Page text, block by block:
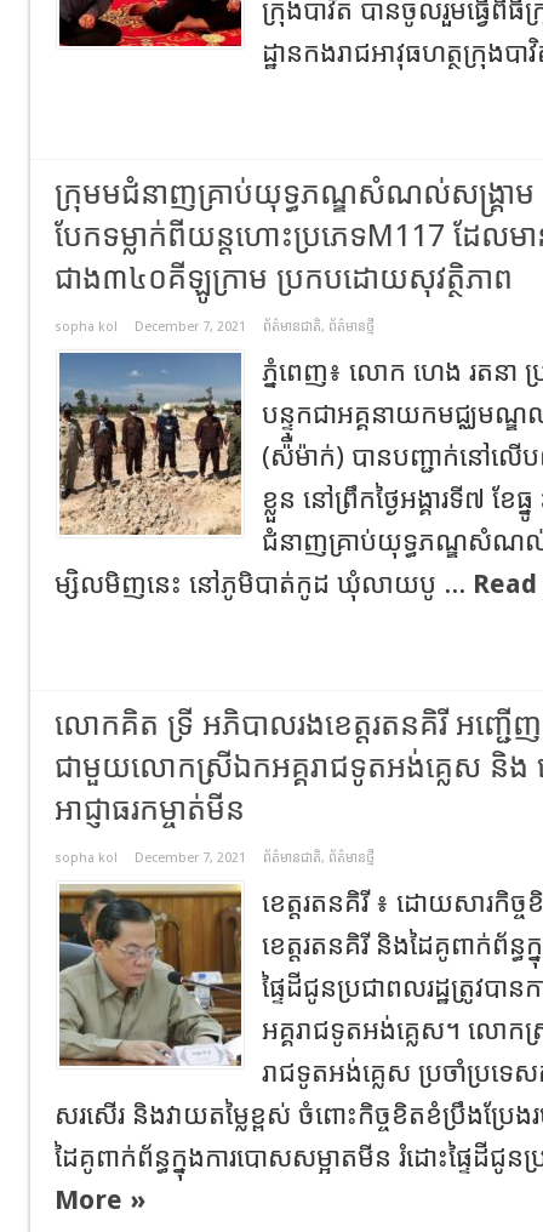
ក្រុងបាវិត បានចូលរួមធ្វើពិធី
ដ្ឋានកងរាជអាវុធហត្ថក្រុងបា
ក្រុម​មជំនាញគ្រាប់យុទ្ធភណ្ឌសំណល់សង្គ្រា
បែកទម្លាក់ពីយន្តហោះប្រភេទM117 ដែលមា
ជាង៣៤០គីឡូក្រាម ប្រកបដោយសុវត្ថិភាព
sopha kol December 7, 2021 ព័ត៌មានជាតិ, ព័ត៌មានថ្មី
ភ្នំពេញ​៖​ លោក ហេង រតនា​ ប្
បន្ទុកជាអគ្គនាយកមជ្ឈមណ្ឌ
(ស៉ីម៉ាក់)​ បានបញ្ជាក់នៅ​លេី
ខ្លួន​ នៅព្រឹក​ថ្ងៃ​អង្គារ​ទី​៧ ខែ
ជំនាញគ្រាប់យុទ្ធភណ្ឌសំណល់ស
ម្សិលមិញនេះ​ ​នៅភូមិបាត់កូដ​ ឃុំលាយបូ​ ...
លោកគិត ទ្រី អភិបាលរងខេត្តរតនគិរី អញ្ជើ
ជាមួយលោកស្រីឯកអគ្គរាជទូតអង់គ្លេស និង
អាជ្ញាធរកម្ចាត់មីន
sopha kol December 7, 2021 ព័ត៌មានជាតិ, ព័ត៌មានថ្មី
ខេត្តរតនគិរី ៖ ដោយសារកិច្ច
ខេត្តរតនគិរី និងដៃគូពាក់ព័ន្
ផ្ទៃដីជូនប្រជាពលរដ្ឋត្រូវ
អគ្គរាជទូតអង់គ្លេស។ លោក
រាជទូតអង់គ្លេស ប្រចាំប្រទេស
សរសើរ និងវាយតម្លៃខ្ពស់ ចំពោះកិច្ចខិតខំប្រឹងប្រែង
ដៃគូពាក់ព័ន្ធក្នុងការបោសសម្អាតមីន រំដោះផ្ទៃដីជូ
More »